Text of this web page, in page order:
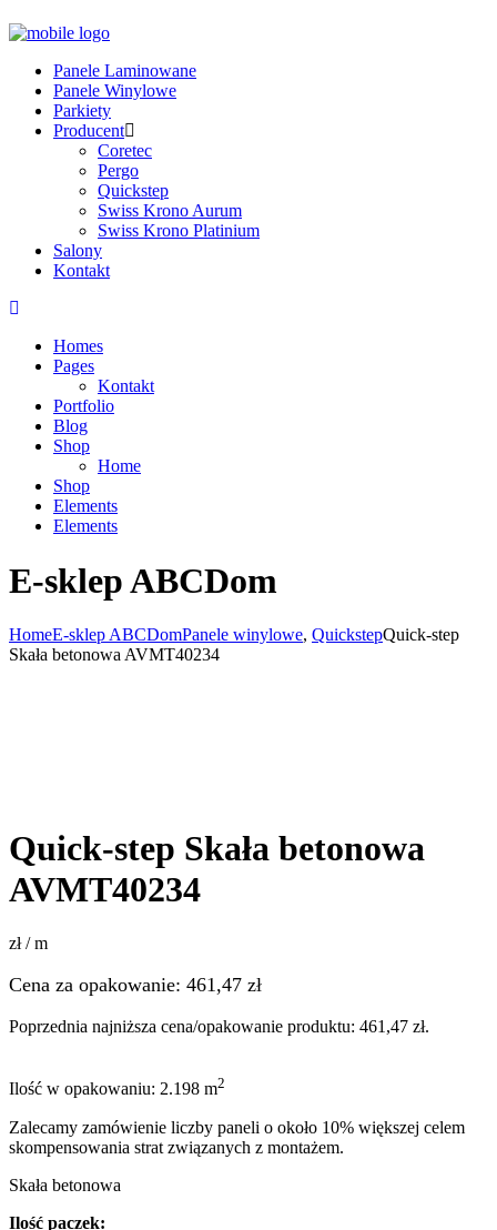
Panele Laminowane
Panele Winylowe
Parkiety
Producent
Coretec
Pergo
Quickstep
Swiss Krono Aurum
Swiss Krono Platinium
Salony
Kontakt
Homes
Pages
Kontakt
Portfolio
Blog
Shop
Home
Shop
Elements
Elements
E-sklep ABCDom
HomeE-sklep ABCDomPanele winylowe, QuickstepQuick-step
Skała betonowa AVMT40234
Quick-step Skała betonowa
AVMT40234
zł / m
Cena za opakowanie: 461,47 zł
Poprzednia najniższa cena/opakowanie produktu: 461,47 zł.
Ilość w opakowaniu: 2.198 m2
Zalecamy zamówienie liczby paneli o około 10% większej celem
skompensowania strat związanych z montażem.
Skała betonowa
Ilość paczek: